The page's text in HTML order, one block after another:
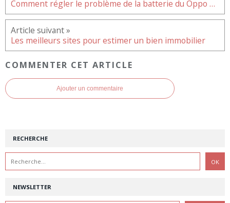
Comment régler le problème de la batterie du Oppo A16 qui se décharge rapidement ?
Les meilleurs sites pour estimer un bien immobilier
COMMENTER CET ARTICLE
Ajouter un commentaire
NEWSLETTER
RECHERCHE